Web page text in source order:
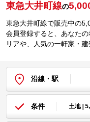
東急大井町線の
東急大井町線で販売中の
会員登録すると、あなた
リアや、人気の一軒家・建
沿線・駅
条件 土地 |